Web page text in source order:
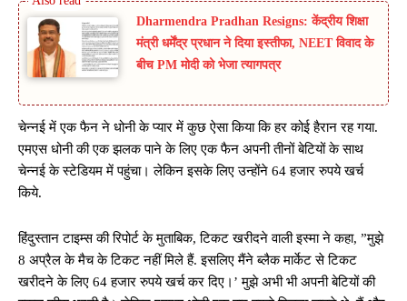
Dharmendra Pradhan Resigns: केंद्रीय शिक्षा
मंत्री धर्मेंद्र प्रधान ने दिया इस्तीफा, NEET विवाद के
बीच PM मोदी को भेजा त्यागपत्र
चेन्नई में एक फैन ने धोनी के प्यार में कुछ ऐसा किया कि हर कोई हैरान रह गया.
एमएस धोनी की एक झलक पाने के लिए एक फैन अपनी तीनों बेटियों के साथ
चेन्नई के स्टेडियम में पहुंचा। लेकिन इसके लिए उन्होंने 64 हजार रुपये खर्च
किये.
हिंदुस्तान टाइम्स की रिपोर्ट के मुताबिक, टिकट खरीदने वाली इस्मा ने कहा, ”मुझे
8 अप्रैल के मैच के टिकट नहीं मिले हैं. इसलिए मैंने ब्लैक मार्केट से टिकट
खरीदने के लिए 64 हजार रुपये खर्च कर दिए।’ मुझे अभी भी अपनी बेटियों की